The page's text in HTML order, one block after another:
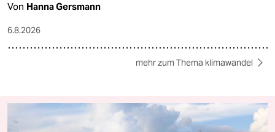
Von Hanna Gersmann
6.8.2026
mehr zum Thema klimawandel